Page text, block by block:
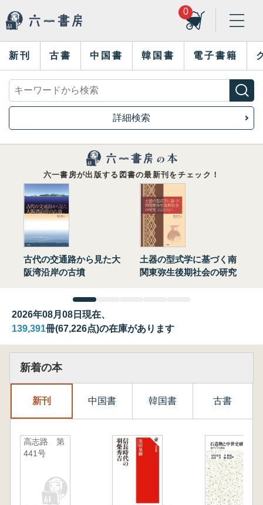
0
新刊 古書 中国書 韓国書 電子書籍
詳細検索
六一書房が出版する図書の最新刊をチェック！
古代の交通路から見た大
阪湾沿岸の古墳
土器の型式学に基づく南
関東弥生後期社会の研究
2026年08月08日現在、
139,391冊(67,226点)の在庫があります
新着の本
新刊 中国書 韓国書 古書
高志路 第
441号